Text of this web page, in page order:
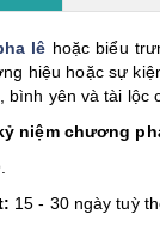
lê hoặc biểu
hiệu hoặc sự
, bình yên và tài lộc
niệm chương
15 - 30 ngày tuỳ